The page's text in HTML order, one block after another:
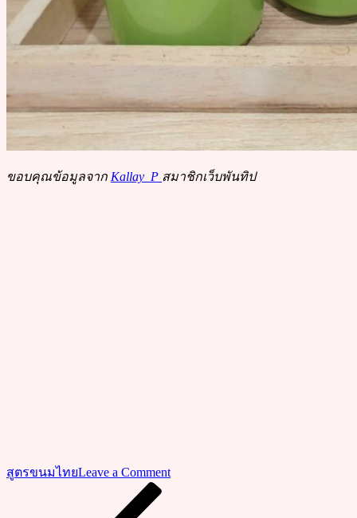
ขอบคุณข้อมูลจาก Kallay_P สมาชิกเว็บพันทิป
สูตรขนมไทยLeave a Commenton